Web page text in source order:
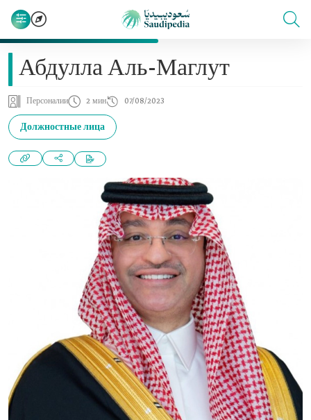
Абдулла Аль-Маглут
Персоналии 2 мин 07/08/2023
Должностные лица